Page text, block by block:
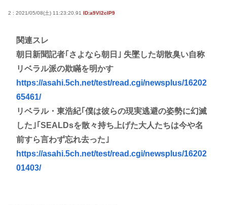
2 : 2021/05/08(土) 11:23:20.91 ID:a9Vl2cIP9
関連スレ
朝日新聞記者｢さよなら朝日｣ 失墜した胡散臭い自称
リベラル派の欺瞞を明かす
https://asahi.5ch.net/test/read.cgi/newsplus/16202
65461/
リベラル・東浩紀｢僕は彼らの現実逃避の姿勢に幻滅
した｣｢SEALDsを散々持ち上げた大人たちは今や名
前すら言わず忘れ去った｣
https://asahi.5ch.net/test/read.cgi/newsplus/16202
01403/